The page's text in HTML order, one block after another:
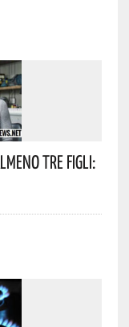
Tre Figli: